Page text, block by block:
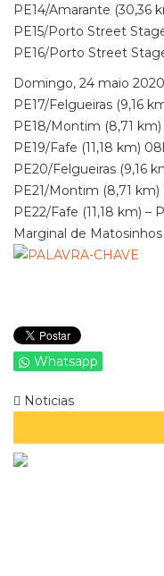
PE14/Amarante (30,36
PE15/Porto Street
PE16/Porto Street
Domingo, 24 maio 2020
PE17/Felgueiras (9,16
PE18/Montim (8,71
PE19/Fafe (11,18 km)
PE20/Felgueiras (9,16
PE21/Montim (8,71 km)
PE22/Fafe (11,18 km) –
Marginal de
Whatsapp
Noticias